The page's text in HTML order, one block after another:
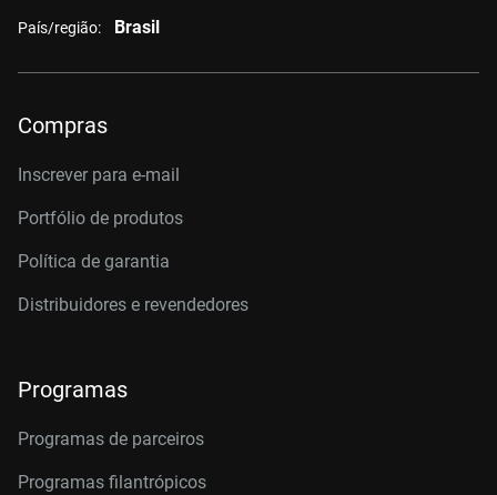
País/região: Brasil
Compras
Inscrever para e-mail
Portfólio de produtos
Política de garantia
Distribuidores e revendedores
Programas
Programas de parceiros
Programas filantrópicos